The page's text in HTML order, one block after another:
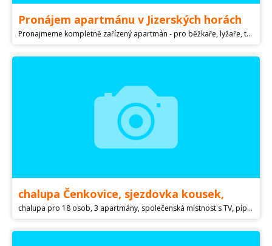
Pronájem apartmánu v Jizerských horách
Pronajmeme kompletně zařízený apartmán - pro běžkaře, lyžaře, turisty, cyklisty nebo pro rodinu s dětmi . Klimatizovaný apartmán je v přízemí a je pro 4 lidi s možností 2 přistýlek. Apartmán je těsně u běžkařské stopy, 1km od sjezdařského areálu a do 5-ti km je dalšách 5 lyžařských areálů, v okolí je dostatek turistických a cyklostezek - jsme v Jizerských horách na pomezí Krkonoš, Bozkovské jeskyně, rozhledny, lesy. Klidné prostředí s možností posezení u ohniště atd. Veškeré informace najdete na
chalupa Čenkovice, sjezdovka kousek,
chalupa pro 18 osob, 3 apartmány, společenská místnost s TV, pípou, kafemašinou, krbem, Sjezdovky v místě - Čenkovice - Buková hora, Dolní Morava 20 km